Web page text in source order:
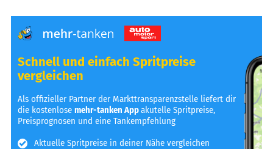
Schnell und einfach Spritpreise
vergleichen
Als offizieller Partner der Markttransparenzstelle liefert dir
die kostenlosemehr-tanken Appakutelle Spritpreise,
Preisprognosen und eine Tankempfehlung
Aktuelle Spritpreise in deiner Nähe vergleichen